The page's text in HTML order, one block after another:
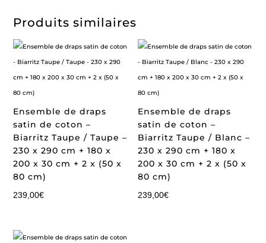
Produits similaires
Ensemble de draps
satin de coton –
Biarritz Taupe / Taupe –
230 x 290 cm + 180 x
200 x 30 cm + 2 x (50 x
80 cm)
239,00€
Ensemble de draps
satin de coton –
Biarritz Taupe / Blanc –
230 x 290 cm + 180 x
200 x 30 cm + 2 x (50 x
80 cm)
239,00€